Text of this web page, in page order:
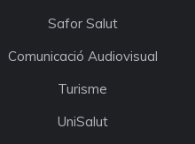
Safor Salut
Comunicació Audiovisual
Turisme
UniSalut